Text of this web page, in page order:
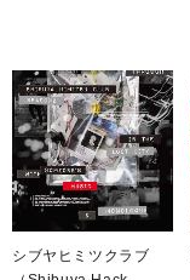
シブヤヒミツクラブ